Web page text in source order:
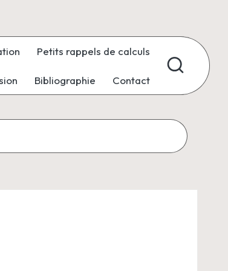
Petits rappels de calculs
Bibliographie Contact